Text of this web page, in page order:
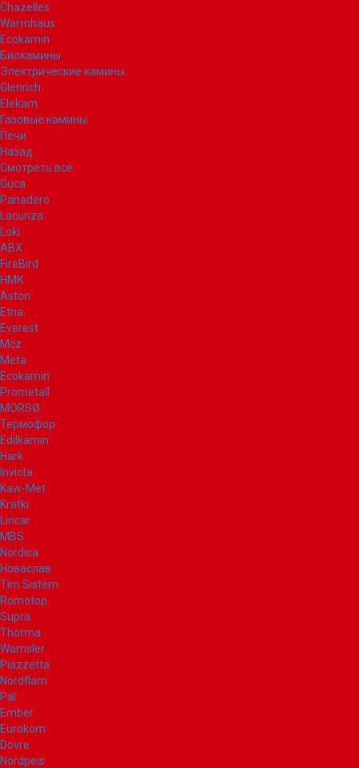
Chazelles
Warmhaus
Ecokamin
Биокамины
Электрические камины
Glenrich
Elekam
Газовые камины
Печи
Назад
Смотреть все
Guca
Panadero
Lacunza
Loki
ABX
FireBird
НМК
Aston
Etna
Everest
Mcz
Meta
Ecokamin
Prometall
MORSØ
Термофор
Edilkamin
Hark
Invicta
Kaw-Met
Kratki
Lincar
MBS
Nordica
Новаслав
Tim Sistem
Romotop
Supra
Thorma
Wamsler
Piazzetta
Nordflam
Pal
Ember
Eurokom
Dovre
Nordpeis